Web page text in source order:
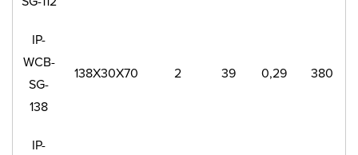
IP-
WCB-
SG-
138
138X30X70 2 39 0,29 380
IP-